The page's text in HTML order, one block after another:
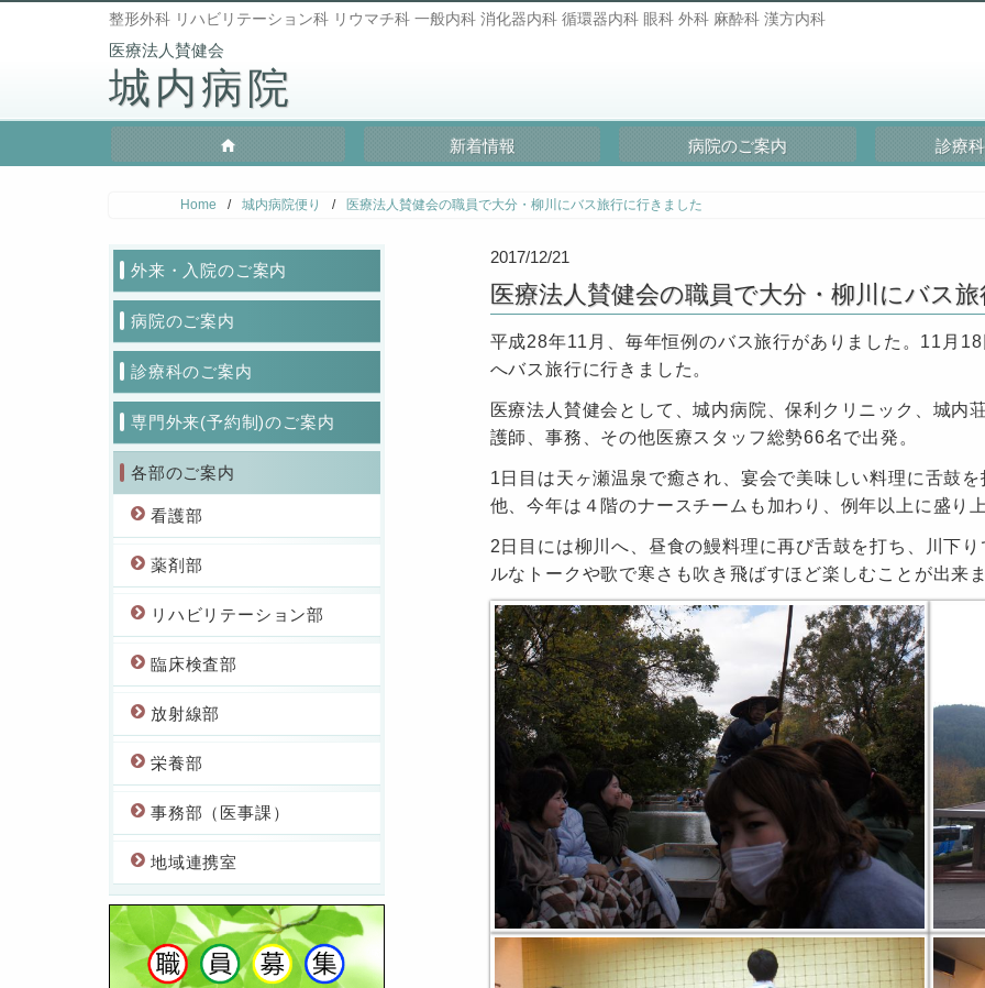
城内病院
整形外科 リハビリテーション科 リウマチ科 一般内科 消化器内科 循環器内科 眼科 外科 麻酔科 漢方内科
新着情報 病院のご案内 診療
Home / 城内病院便り / 医療法人賛健会の職員で大分・柳川にバス旅行に行きました
外来・入院のご案内
病院のご案内
診療科のご案内
専門外来(予約制)のご案内
各部のご案内
看護部
薬剤部
リハビリテーション部
臨床検査部
放射線部
栄養部
事務部（医事課）
地域連携室
2017/12/21
医療法人賛健会の職員で大分・柳川にバス
平成28年11月、毎年恒例のバス旅行がありました。11月
へバス旅行に行きました。
医療法人賛健会として、城内病院、保利クリニック、城内
護師、事務、その他医療スタッフ総勢66名で出発。
1日目は天ヶ瀬温泉で癒され、宴会で美味しい料理に舌鼓
他、今年は４階のナースチームも加わり、例年以上に盛り
2日目には柳川へ、昼食の鰻料理に再び舌鼓を打ち、川下
ルなトークや歌で寒さも吹き飛ばすほど楽しむことが出来